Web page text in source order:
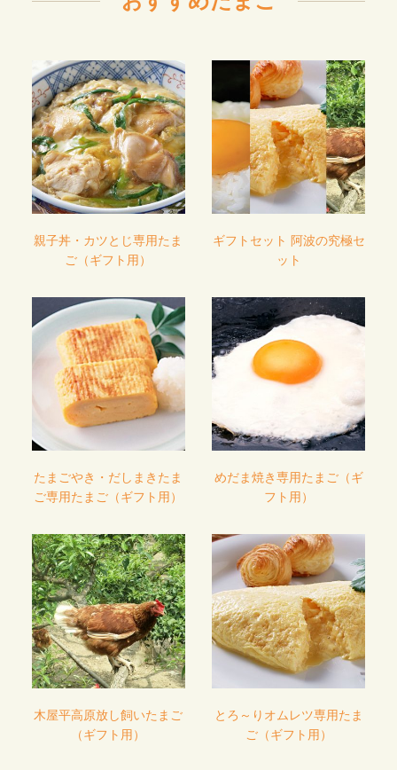
親子丼・カツとじ専用たま
ご（ギフト用）
ギフトセット 阿波の究極セ
ット
たまごやき・だしまきたま
ご専用たまご（ギフト用）
めだま焼き専用たまご（ギ
フト用）
木屋平高原放し飼いたまご
（ギフト用）
とろ～りオムレツ専用たま
ご（ギフト用）